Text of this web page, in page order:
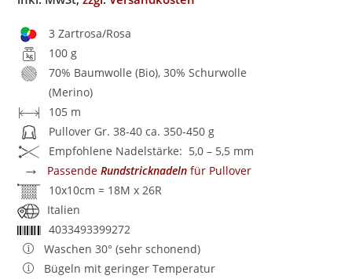
3 Zartrosa/Rosa
100 g
70% Baumwolle (Bio), 30% Schurwolle
(Merino)
105 m
Pullover Gr. 38-40 ca. 350-450 g
Empfohlene Nadelstärke: 5,0 – 5,5 mm
→ PassendeRundstricknadeln für Pullover
10x10cm = 18M x 26R
Italien
4033493399272
Waschen 30° (sehr schonend)
Bügeln mit geringer Temperatur